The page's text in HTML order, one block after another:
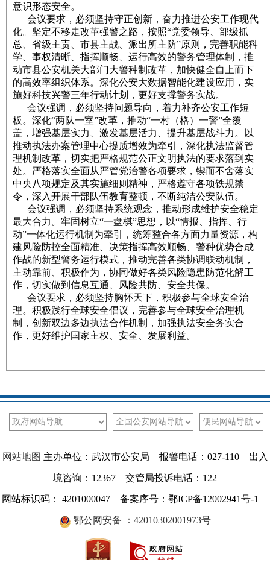
意识形态安全。
会议要求，必须坚持守正创新，奋力推进公安工作现代
化。坚定不移走改革强警之路，按照“党委领导、部级抓
总、省级主责、市县主战、派出所主防”原则，完善职能科
学、事权清晰、指挥顺畅、运行高效的警务管理体制，推
动市县公安机关大部门大警种制改革，加快健全自上而下
的高效率组织体系。深化公安大数据智能化建设应用，实
施好科技兴警三年行动计划，更好支撑警务实战。
会议强调，必须坚持问题导向，着力补齐公安工作短
板。深化“两队一室”改革，推动“一村（格）一警”全覆
盖，增强基层实力、激发基层活力、提升基层战斗力。以
推动执法办案管理中心提质增效为牵引，深化执法监督管
理机制改革，切实把严格规范公正文明执法的要求落到实
处。严格落实全面从严管党治警各项要求，锲而不舍落实
中央八项规定及其实施细则精神，严格遵守各项铁规禁
令，深入开展干部队伍教育整顿，不断纯洁公安队伍。
会议强调，必须坚持系统观念，推动形成维护安全稳定
最大合力。牢固树立“一盘棋”思想，以“情报、指挥、行
动”一体化运行机制为牵引，统筹整合各方面力量资源，构
建风险防控全面精准、决策指挥高效顺畅、警种优势合成
作战的新型警务运行模式，推动完善各类协调联动机制，
主动靠前、积极作为，协同做好各类风险隐患防范化解工
作，切实做到信息互通、风险共防、安全共保。
会议要求，必须坚持胸怀天下，积极参与全球安全治
理。积极践行全球安全倡议，完善参与全球安全治理机
制，创新双边多边执法合作机制，加强执法安全务实合
作，更好维护国家主权、安全、发展利益。
网站地图 主办单位：武汉市公安局 报警电话：027-110 出入
境咨询：12367 交管局投诉电话：122
网站标识码： 4201000047 备案序号：鄂ICP备12002941号-1
鄂公网安备 ：42010302001973号